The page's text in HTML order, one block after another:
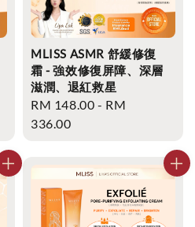
MLISS ASMR 舒緩修復
霜 - 強效修復屏障、深層
滋潤、退紅救星
Regular
price
RM 148.00 - RM
336.00